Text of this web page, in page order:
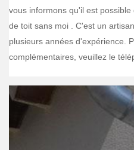
vous informons qu'il est
de toit sans moi . C'est un
plusieurs années d'expérience.
complémentaires, veuillez le